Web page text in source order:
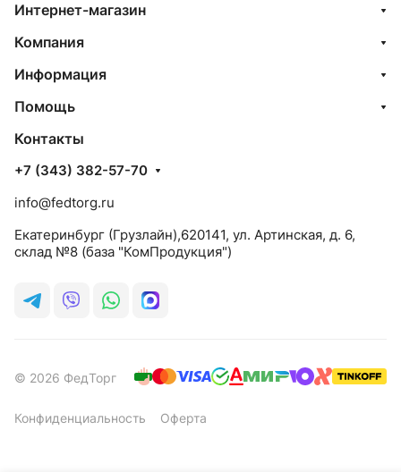
Интернет-магазин
Компания
Информация
Помощь
Контакты
+7 (343) 382-57-70
info@fedtorg.ru
Екатеринбург (Грузлайн),620141, ул. Артинская, д. 6,
склад №8 (база "КомПродукция")
© 2026 ФедТорг
Конфиденциальность Оферта